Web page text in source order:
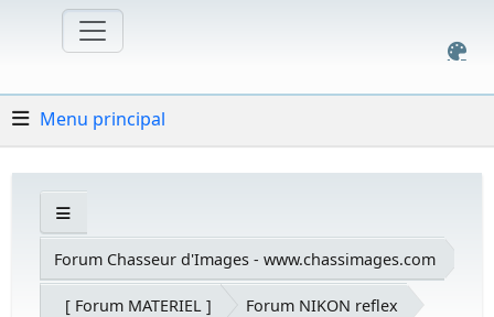
Menu principal
Forum Chasseur d'Images - www.chassimages.com
[ Forum MATERIEL ] Forum NIKON reflex